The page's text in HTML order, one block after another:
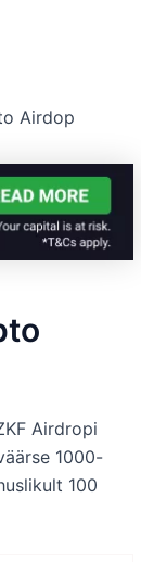
Airdop
Airdropi
1000-
100